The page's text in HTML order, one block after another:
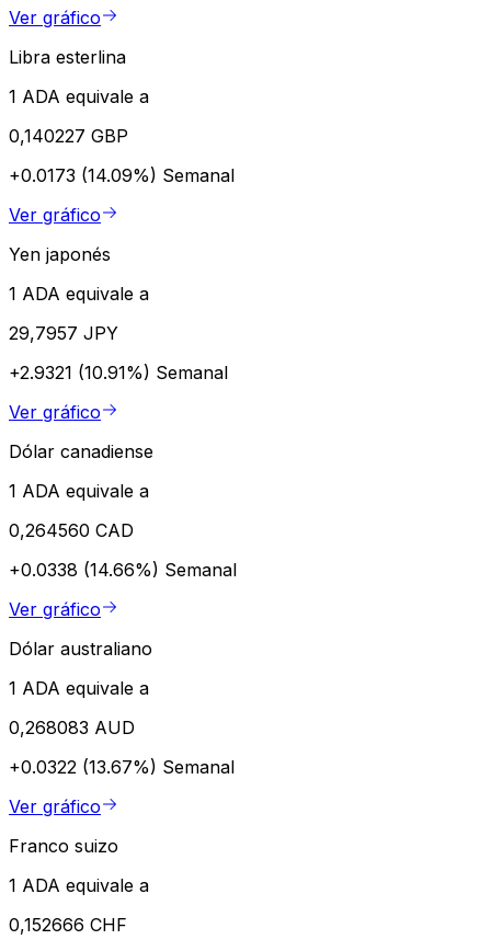
Ver gráfico
Libra esterlina
1 ADA equivale a
0,140227 GBP
+0.0173 (14.09%) Semanal
Ver gráfico
Yen japonés
1 ADA equivale a
29,7957 JPY
+2.9321 (10.91%) Semanal
Ver gráfico
Dólar canadiense
1 ADA equivale a
0,264560 CAD
+0.0338 (14.66%) Semanal
Ver gráfico
Dólar australiano
1 ADA equivale a
0,268083 AUD
+0.0322 (13.67%) Semanal
Ver gráfico
Franco suizo
1 ADA equivale a
0,152666 CHF